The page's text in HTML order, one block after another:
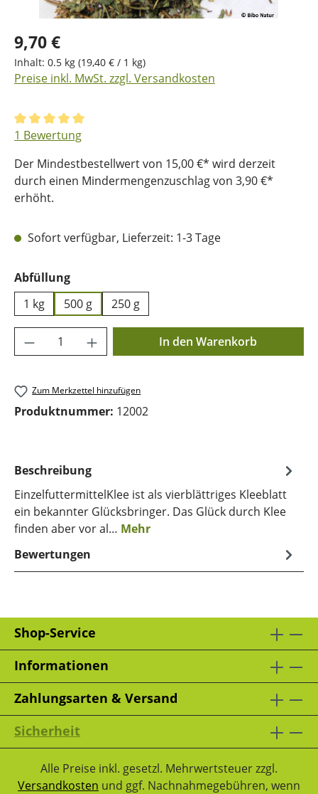
9,70 €
Inhalt: 0.5 kg (19,40 € / 1 kg)
Preise inkl. MwSt. zzgl. Versandkosten
Durchschnittliche Bewertung von 5 von 5 Sternen
1 Bewertung
Der Mindestbestellwert von 15,00 €* wird derzeit
durch einen Mindermengenzuschlag von 3,90 €*
erhöht.
Sofort verfügbar, Lieferzeit: 1-3 Tage
Abfüllungauswählen
1 kg
500 g 250 g
Produkt Anzahl: Gib den gewünschten
In den Warenkorb
Zum Merkzettel hinzufügen
Produktnummer: 12002
Beschreibung
EinzelfuttermittelKlee ist als vierblättriges Kleeblatt
ein bekannter Glücksbringer. Das Glück durch Klee
finden aber vor al… Mehr
Bewertungen
Shop-Service
Informationen
Zahlungsarten & Versand
Sicherheit
Alle Preise inkl. gesetzl. Mehrwertsteuer zzgl.
Versandkosten und ggf. Nachnahmegebühren, wenn